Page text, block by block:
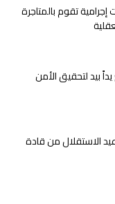
تقوم بالمتاجرة
بيد لتحقيق الأمن
الاستقلال من قادة